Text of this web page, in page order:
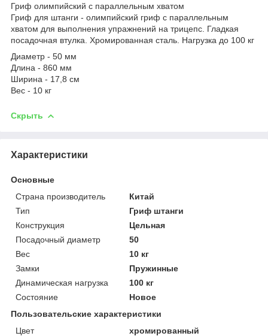
Гриф олимпийский с параллельным хватом
Гриф для штанги - олимпийский гриф с параллельным
хватом для выполнения упражнений на трицепс. Гладкая
посадочная втулка. Хромированная сталь. Нагрузка до 100 кг
Диаметр - 50 мм
Длина - 860 мм
Ширина - 17,8 см
Вес - 10 кг
Скрыть
Характеристики
Основные
Страна производитель
Китай
Тип
Гриф штанги
Конструкция
Цельная
Посадочный диаметр
50
Вес
10 кг
Замки
Пружинные
Динамическая нагрузка
100 кг
Состояние
Новое
Пользовательские характеристики
Цвет
хромированный